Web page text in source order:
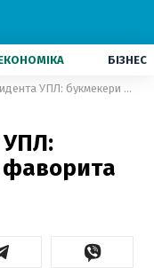
БІЗНЕС
Вибори президента УПЛ: букмекери назвали фаворита
УПЛ: